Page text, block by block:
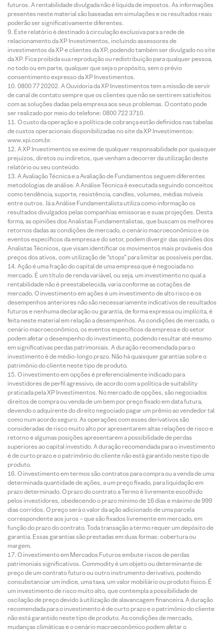
futuros. A rentabilidade divulgada não é líquida de impostos. As informações
presentes neste material são baseadas em simulações e os resultados reais
poderão ser significativamente diferentes.
Este relatório é destinado à circulação exclusiva para a rede de
relacionamento da XP Investimentos, incluindo assessores de
investimentos da XP e clientes da XP, podendo também ser divulgado no site
da XP. Fica proibida sua reprodução ou redistribuição para qualquer pessoa,
no todo ou em parte, qualquer que seja o propósito, sem o prévio
consentimento expresso da XP Investimentos.
0800 77 20202. A Ouvidoria da XP Investimentos tem a missão de servir
de canal de contato sempre que os clientes que não se sentirem satisfeitos
com as soluções dadas pela empresa aos seus problemas. O contato pode
ser realizado por meio do telefone: 0800 722 3710.
O custo da operação e a política de cobrança estão definidos nas tabelas
de custos operacionais disponibilizadas no site da XP Investimentos:
www.xpi.com.br.
A XP Investimentos se exime de qualquer responsabilidade por quaisquer
prejuízos, diretos ou indiretos, que venham a decorrer da utilização deste
relatório ou seu conteúdo.
A Avaliação Técnica e a Avaliação de Fundamentos seguem diferentes
metodologias de análise. A Análise Técnica é executada seguindo conceitos
como tendência, suporte, resistência, candles, volumes, médias móveis
entre outros. Já a Análise Fundamentalista utiliza como informação os
resultados divulgados pelas companhias emissoras e suas projeções. Desta
forma, as opiniões dos Analistas Fundamentalistas, que buscam os melhores
retornos dadas as condições de mercado, o cenário macroeconômico e os
eventos específicos da empresa e do setor, podem divergir das opiniões dos
Analistas Técnicos, que visam identificar os movimentos mais prováveis dos
preços dos ativos, com utilização de “stops” para limitar as possíveis perdas.
Ação é uma fração do capital de uma empresa que é negociada no
mercado. É um título de renda variável, ou seja, um investimento no qual a
rentabilidade não é preestabelecida, varia conforme as cotações de
mercado. O investimento em ações é um investimento de alto risco e os
desempenhos anteriores não são necessariamente indicativos de resultados
futuros e nenhuma declaração ou garantia, de forma expressa ou implícita, é
feita neste material em relação a desempenhos. As condições de mercado, o
cenário macroeconômico, os eventos específicos da empresa e do setor
podem afetar o desempenho do investimento, podendo resultar até mesmo
em significativas perdas patrimoniais. A duração recomendada para o
investimento é de médio-longo prazo. Não há quaisquer garantias sobre o
patrimônio do cliente neste tipo de produto.
O investimento em opções é preferencialmente indicado para
investidores de perfil agressivo, de acordo com a política de suitability
praticada pela XP Investimentos. No mercado de opções, são negociados
direitos de compra ou venda de um bem por preço fixado em data futura,
devendo o adquirente do direito negociado pagar um prêmio ao vendedor tal
como num acordo seguro. As operações com esses derivativos são
consideradas de risco muito alto por apresentarem altas relações de risco e
retorno e algumas posições apresentarem a possibilidade de perdas
superiores ao capital investido. A duração recomendada para o investimento
é de curto prazo e o patrimônio do cliente não está garantido neste tipo de
produto.
O investimento em termos são contratos para compra ou a venda de uma
determinada quantidade de ações, a um preço fixado, para liquidação em
prazo determinado. O prazo do contrato a Termo é livremente escolhido
pelos investidores, obedecendo o prazo mínimo de 16 dias e máximo de 999
dias corridos. O preço será o valor da ação adicionado de uma parcela
correspondente aos juros – que são fixados livremente em mercado, em
função do prazo do contrato. Toda transação a termo requer um depósito de
garantia. Essas garantias são prestadas em duas formas: cobertura ou
margem.
O investimento em Mercados Futuros embute riscos de perdas
patrimoniais significativos. Commodity é um objeto ou determinante de
preço de um contrato futuro ou outro instrumento derivativo, podendo
consubstanciar um índice, uma taxa, um valor mobiliário ou produto físico. É
um investimento de risco muito alto, que contempla a possibilidade de
oscilação de preço devido à utilização de alavancagem financeira. A duração
recomendada para o investimento é de curto prazo e o patrimônio do cliente
não está garantido neste tipo de produto. As condições de mercado,
mudanças climáticas e o cenário macroeconômico podem afetar o